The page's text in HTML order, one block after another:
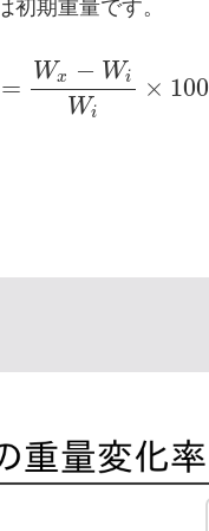
初期重量です。
=
Wx − Wi
Wi
× 100